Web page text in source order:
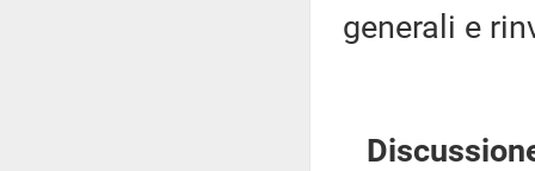
generali e